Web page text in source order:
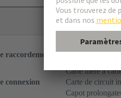
raccordement
Raccordement
connexion
Carte mère à
Carte de circuit
Capot